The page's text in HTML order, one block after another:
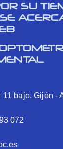
SU
bajo, Gijón -
072